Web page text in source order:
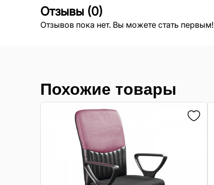
Отзывы (0)
Отзывов пока нет. Вы можете стать первым!
Похожие товары